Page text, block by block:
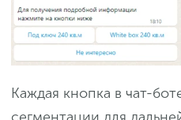
Каждая кнопка в чат-
сегментации для